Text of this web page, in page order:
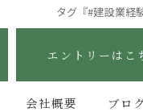
タグ『#建設業経
エントリーはこ
会社概要 ブロ